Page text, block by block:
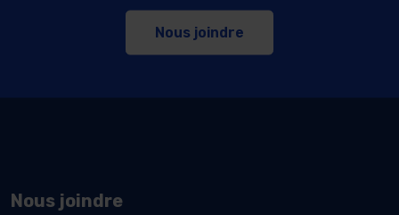
Nous joindre
Nous joindre